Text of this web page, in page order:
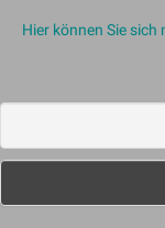
Hier können Sie